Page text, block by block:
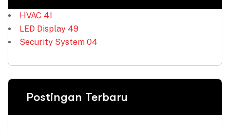
HVAC 41
LED Display 49
Security System 04
Postingan Terbaru